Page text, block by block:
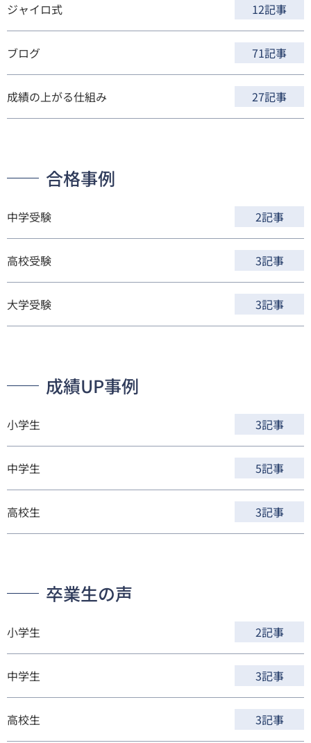
ジャイロ式 12記事
ブログ 71記事
成績の上がる仕組み 27記事
合格事例
中学受験 2記事
高校受験 3記事
大学受験 3記事
成績UP事例
小学生 3記事
中学生 5記事
高校生 3記事
卒業生の声
小学生 2記事
中学生 3記事
高校生 3記事